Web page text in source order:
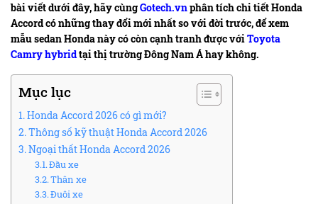
bài viết dưới đây, hãy cùngGotech.vnphân tích chi tiết Honda
Accord có những thay đổi mới nhất so với đời trước, để xem
mẫu sedan Honda này có còn cạnh tranh được vớiToyota
Camry hybridtại thị trường Đông Nam Á hay không.
Mục lục
Honda Accord 2026 có gì mới?
Thông số kỹ thuật Honda Accord 2026
Ngoại thất Honda Accord 2026
Đầu xe
Thân xe
Đuôi xe